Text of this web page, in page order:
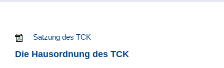
Satzung des TCK
Die Hausordnung des TCK